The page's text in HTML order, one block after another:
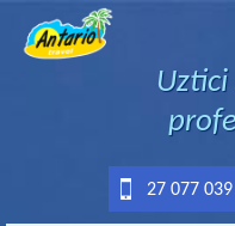
27 077 039